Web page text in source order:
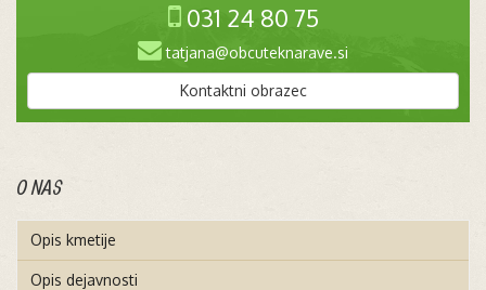
031 24 80 75
tatjana@obcuteknarave.si
Kontaktni obrazec
O NAS
Opis kmetije
Opis dejavnosti